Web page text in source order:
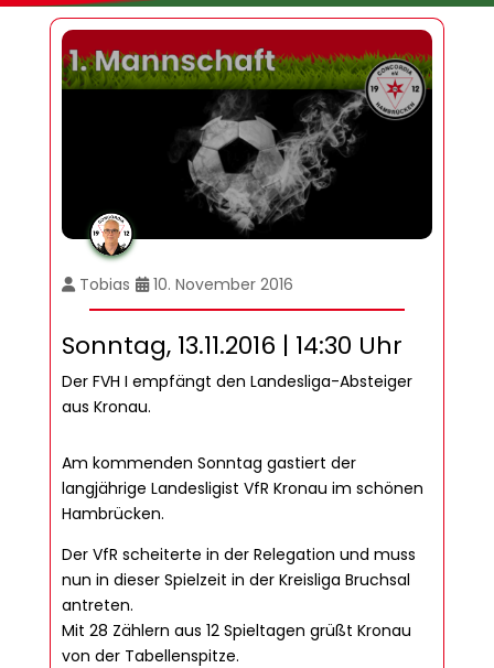
Tobias 10. November 2016
Sonntag, 13.11.2016 | 14:30 Uhr
Der FVH I empfängt den Landesliga-Absteiger
aus Kronau.
Am kommenden Sonntag gastiert der
langjährige Landesligist VfR Kronau im schönen
Hambrücken.
Der VfR scheiterte in der Relegation und muss
nun in dieser Spielzeit in der Kreisliga Bruchsal
antreten.
Mit 28 Zählern aus 12 Spieltagen grüßt Kronau
von der Tabellenspitze.